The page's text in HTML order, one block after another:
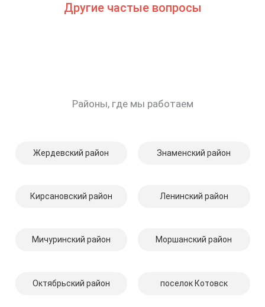
Другие частые вопросы
Районы, где мы работаем
Жердевский район Знаменский район
Кирсановский район Ленинский район
Мичуринский район Моршанский район
Октябрьский район поселок Котовск